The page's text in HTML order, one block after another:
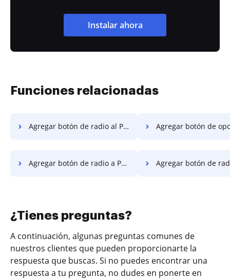
Instalar ahora
Funciones relacionadas
Agregar botón de radio al PDF en Vivo Agregar botón de opción a PDF en
Agregar botón de radio a PDF en Android Agregar botón de radio a
¿Tienes preguntas?
A continuación, algunas preguntas comunes de
nuestros clientes que pueden proporcionarte la
respuesta que buscas. Si no puedes encontrar una
respuesta a tu pregunta, no dudes en ponerte en